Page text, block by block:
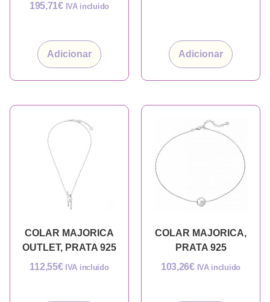
195,71€ IVA incluido
Adicionar Adicionar
COLAR MAJORICA
OUTLET, PRATA 925
112,55€ IVA incluido
COLAR MAJORICA,
PRATA 925
103,26€ IVA incluido